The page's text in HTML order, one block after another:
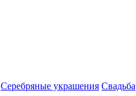
Серебряные украшения Свадьба